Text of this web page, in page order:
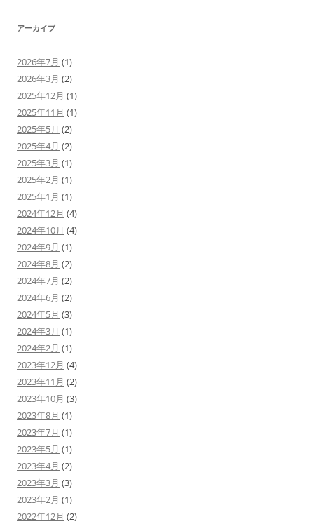
アーカイブ
2026年7月 (1)
2026年3月 (2)
2025年12月 (1)
2025年11月 (1)
2025年5月 (2)
2025年4月 (2)
2025年3月 (1)
2025年2月 (1)
2025年1月 (1)
2024年12月 (4)
2024年10月 (4)
2024年9月 (1)
2024年8月 (2)
2024年7月 (2)
2024年6月 (2)
2024年5月 (3)
2024年3月 (1)
2024年2月 (1)
2023年12月 (4)
2023年11月 (2)
2023年10月 (3)
2023年8月 (1)
2023年7月 (1)
2023年5月 (1)
2023年4月 (2)
2023年3月 (3)
2023年2月 (1)
2022年12月 (2)